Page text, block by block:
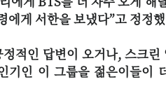
에게 서한을 보냈다”고 정정
적인 답변이 오거나, 스크
기인 이 그룹을 젊은이들이